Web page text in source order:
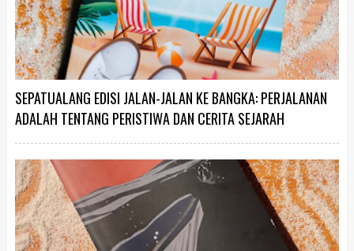
SEPATUALANG EDISI JALAN-JALAN KE BANGKA: PERJALANAN
ADALAH TENTANG PERISTIWA DAN CERITA SEJARAH